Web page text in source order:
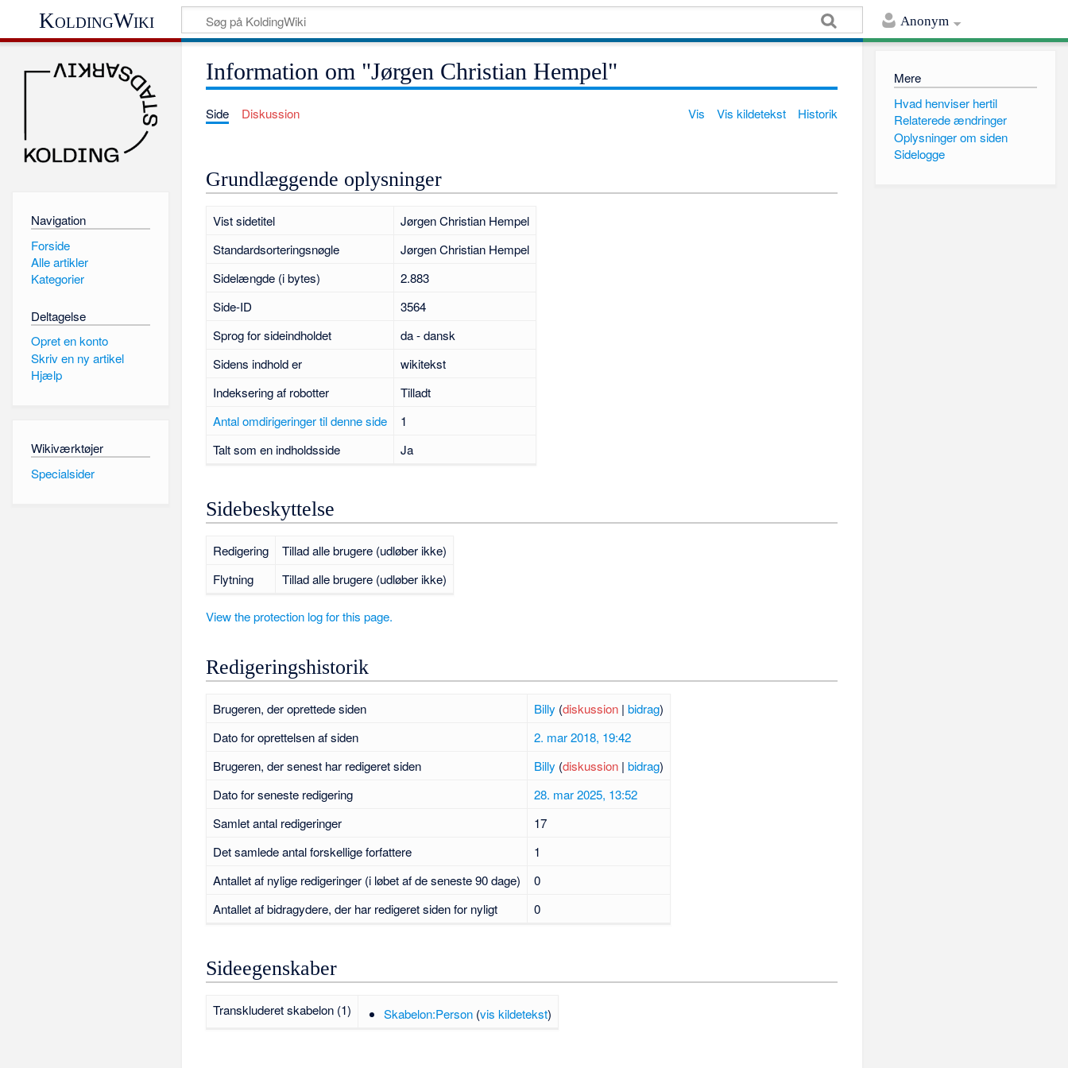
Anonym
KoldingWiki
Information om "Jørgen Christian Hempel"
Side Diskussion Vis Vis kildetekst Historik
Grundlæggende oplysninger
Vist sidetitel
Jørgen Christian Hempel
Standardsorteringsnøgle
Jørgen Christian Hempel
Sidelængde (i bytes)
2.883
Side-ID
3564
Sprog for sideindholdet
da - dansk
Sidens indhold er
wikitekst
Indeksering af robotter
Tilladt
Antal omdirigeringer til denne side
1
Talt som en indholdsside
Ja
Sidebeskyttelse
Redigering
Tillad alle brugere (udløber ikke)
Flytning
Tillad alle brugere (udløber ikke)
View the protection log for this page.
Redigeringshistorik
Brugeren, der oprettede siden Billy (diskussion| bidrag)
Dato for oprettelsen af siden
2. mar 2018, 19:42
Brugeren, der senest har redigeret siden
Billy (diskussion| bidrag)
Dato for seneste redigering
28. mar 2025, 13:52
Samlet antal redigeringer
17
Det samlede antal forskellige forfattere
1
Antallet af nylige redigeringer (i løbet af de seneste 90 dage)
0
Antallet af bidragydere, der har redigeret siden for nyligt
0
Sideegenskaber
Transkluderet skabelon (1) Skabelon:Person (vis kildetekst)
Navigation
Forside
Alle artikler
Kategorier
Deltagelse
Opret en konto
Skriv en ny artikel
Hjælp
Wikiværktøjer
Specialsider
Mere
Hvad henviser hertil
Relaterede ændringer
Oplysninger om siden
Sidelogge